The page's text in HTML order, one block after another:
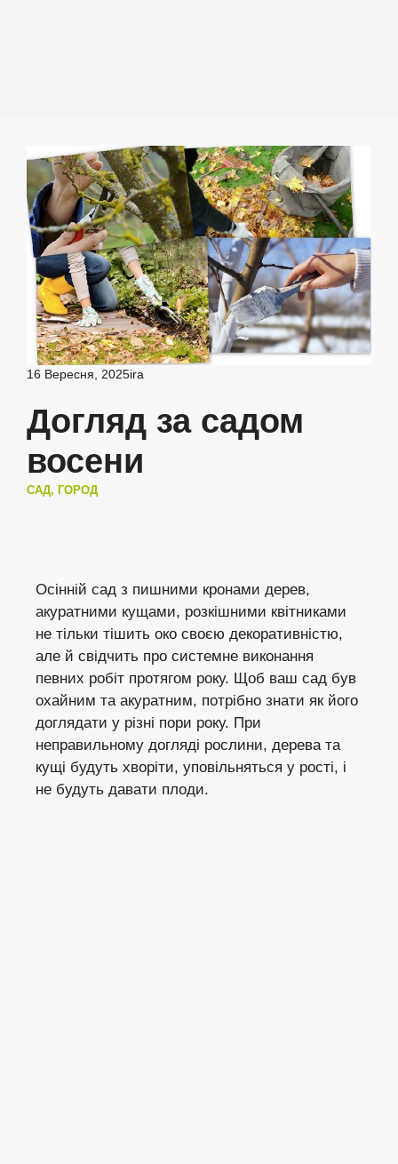
16 Вересня, 2025ira
Догляд за садом
восени
САД, ГОРОД
Осінній сад з пишними кронами дерев,
акуратними кущами, розкішними квітниками
не тільки тішить око своєю декоративністю,
але й свідчить про системне виконання
певних робіт протягом року. Щоб ваш сад був
охайним та акуратним, потрібно знати як його
доглядати у різні пори року. При
неправильному догляді рослини, дерева та
кущі будуть хворіти, уповільняться у рості, і
не будуть давати плоди.